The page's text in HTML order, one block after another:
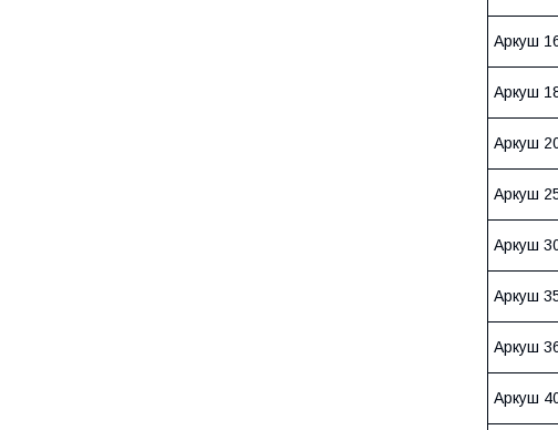
Аркуш
Аркуш
Аркуш
Аркуш
Аркуш
Аркуш
Аркуш
Аркуш